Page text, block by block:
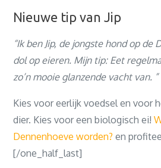
Nieuwe tip van Jip
“Ik ben Jip, de jongste hond op de
dol op eieren. Mijn tip: Eet
zo’n mooie glanzende vacht van. ”
Kies voor eerlijk voedsel en voor
dier. Kies voor een biologisch ei!
Dennenhoeve worden? en
[/one_half_last]